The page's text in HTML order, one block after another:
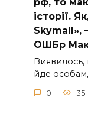
історії.
Skymall»,
ОШБр
йде
0 35